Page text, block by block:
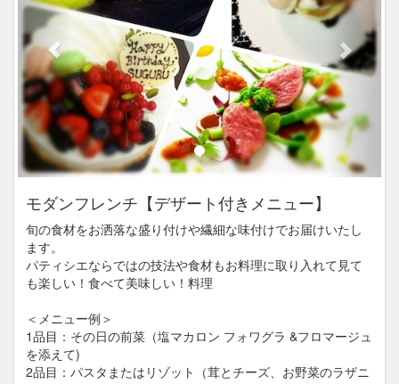
モダンフレンチ【デザート付きメニュー】
旬の食材をお洒落な盛り付けや繊細な味付けでお届けいたし
ます。
パティシエならではの技法や食材もお料理に取り入れて見て
も楽しい！食べて美味しい！料理
＜メニュー例＞
1品目：その日の前菜（塩マカロン フォワグラ &フロマージュ
を添えて)
2品目：パスタまたはリゾット（茸とチーズ、お野菜のラザニ